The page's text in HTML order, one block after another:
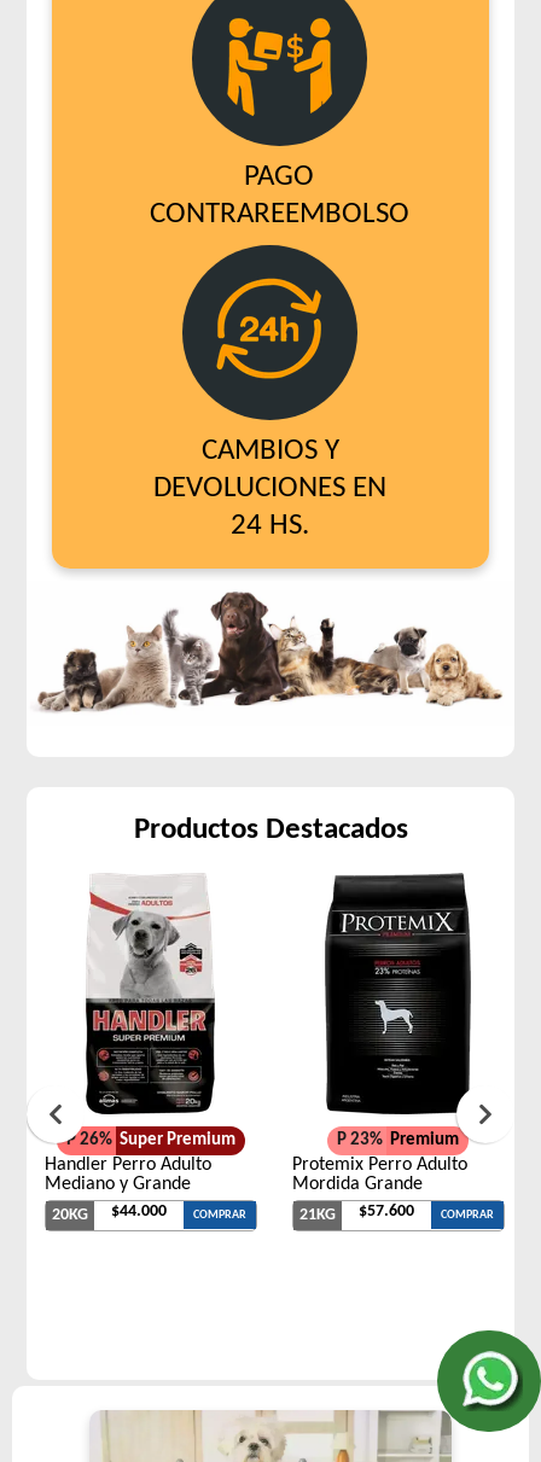
PAGO
CONTRAREEMBOLSO
CAMBIOS Y
DEVOLUCIONES EN
24 HS.
Productos Destacados
P 26% Super Premium
Handler Perro Adulto
Mediano y Grande
20KG $44.000 COMPRAR
P 23% Premium
Protemix Perro Adulto
Mordida Grande
21KG $57.600 COMPRAR